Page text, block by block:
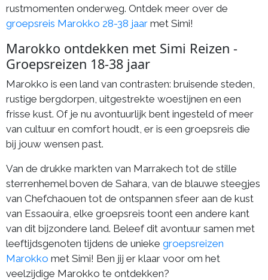
rustmomenten onderweg. Ontdek meer over de
groepsreis Marokko 28-38 jaar met Simi!
Marokko ontdekken met Simi Reizen -
Groepsreizen 18-38 jaar
Marokko is een land van contrasten: bruisende steden,
rustige bergdorpen, uitgestrekte woestijnen en een
frisse kust. Of je nu avontuurlijk bent ingesteld of meer
van cultuur en comfort houdt, er is een groepsreis die
bij jouw wensen past.
Van de drukke markten van Marrakech tot de stille
sterrenhemel boven de Sahara, van de blauwe steegjes
van Chefchaouen tot de ontspannen sfeer aan de kust
van Essaouira, elke groepsreis toont een andere kant
van dit bijzondere land. Beleef dit avontuur samen met
leeftijdsgenoten tijdens de unieke groepsreizen
Marokko met Simi! Ben jij er klaar voor om het
veelzijdige Marokko te ontdekken?